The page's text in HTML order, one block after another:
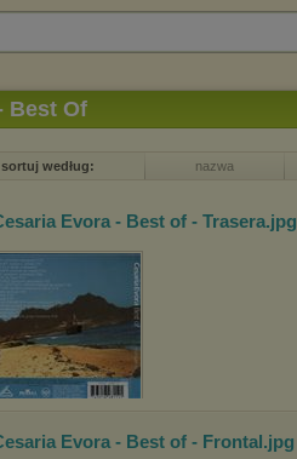
Best Of
sortuj według: nazwa
Evora - Best of - Trasera.jpg
Evora - Best of - Frontal .jpg